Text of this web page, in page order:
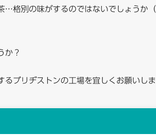
…格別の味がするのではないでしょうか
か？
ブリヂストンの工場を宜しくお願いしま